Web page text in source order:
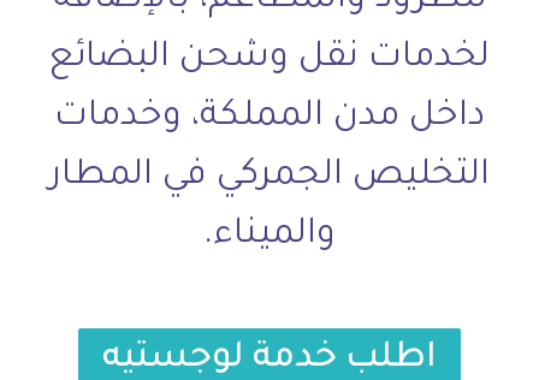
لخدمات نقل وشحن البضائع
داخل مدن المملكة، وخدمات
التخليص الجمركي في المطار
والميناء.
اطلب خدمة لوجستيه